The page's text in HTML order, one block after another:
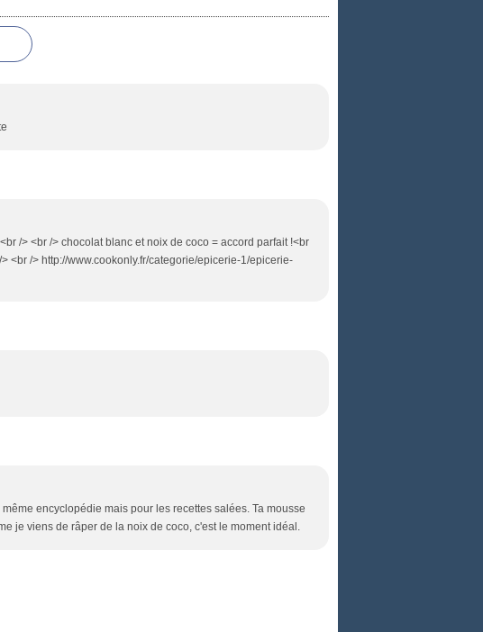
/> <br /> chocolat blanc et noix de coco = accord parfait !<br
<br /> http://www.cookonly.fr/categorie/epicerie-1/epicerie-
encyclopédie mais pour les recettes salées. Ta mousse
je viens de râper de la noix de coco, c'est le moment idéal.